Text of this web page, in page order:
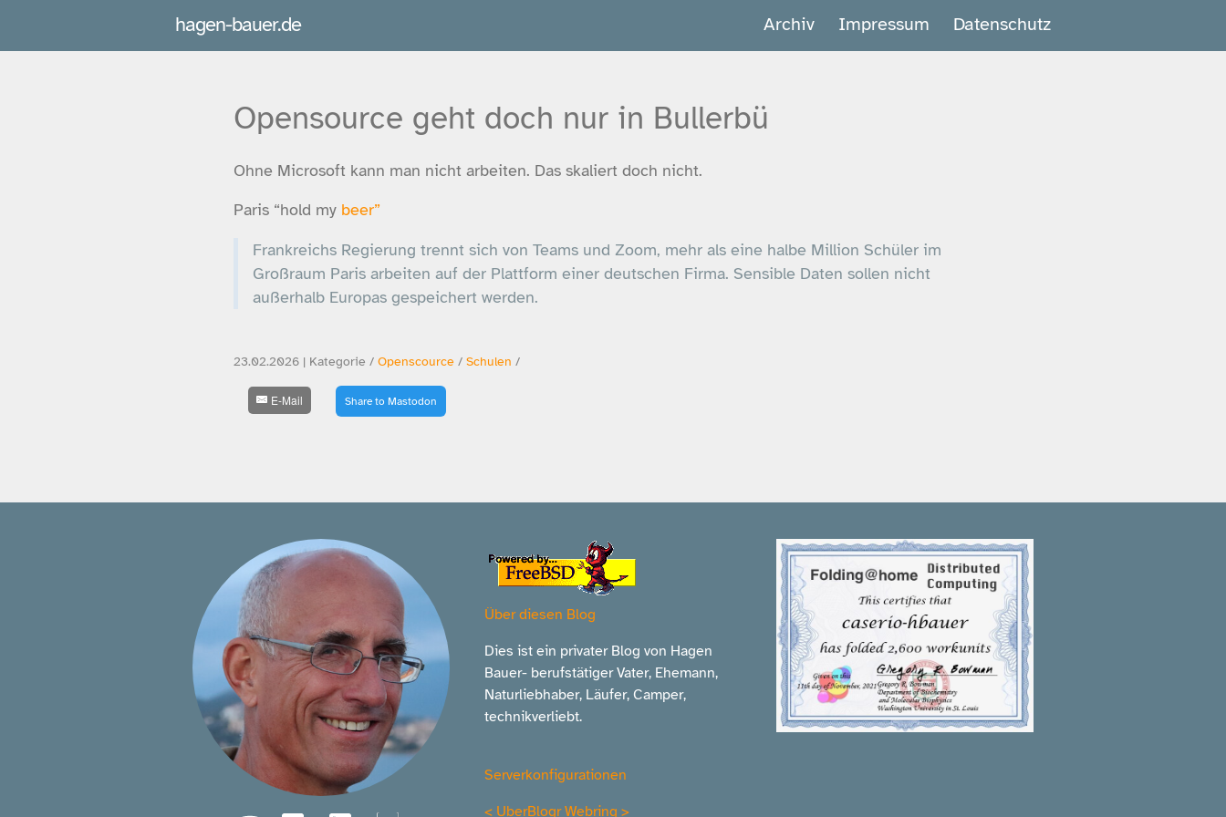
hagen-bauer.de Archiv Impressum Datenschutz
Opensource geht doch nur in Bullerbü
Ohne Microsoft kann man nicht arbeiten. Das skaliert doch nicht.
Paris “hold my beer”
Frankreichs Regierung trennt sich von Teams und Zoom, mehr als eine halbe Million Schüler im
Großraum Paris arbeiten auf der Plattform einer deutschen Firma. Sensible Daten sollen nicht
außerhalb Europas gespeichert werden.
23.02.2026 | Kategorie / Openscource / Schulen /
E-Mail Share to Mastodon
Über diesen Blog
Dies ist ein privater Blog von Hagen
Bauer- berufstätiger Vater, Ehemann,
Naturliebhaber, Läufer, Camper,
technikverliebt.
Serverkonfigurationen
< UberBlogr Webring >